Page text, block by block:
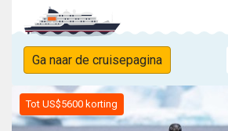
Ga naar de cruisepagina
Tot US$5600 korting